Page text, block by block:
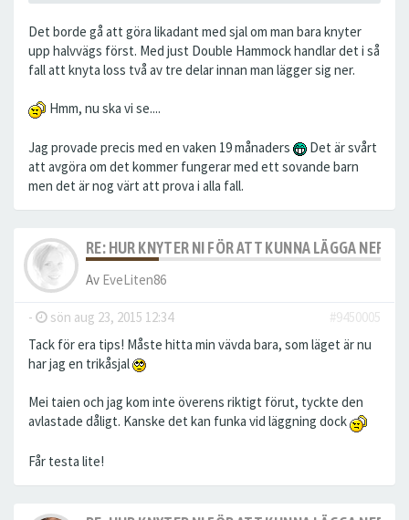
Det borde gå att göra likadant med sjal om man bara knyter
upp halvvägs först. Med just Double Hammock handlar det i så
fall att knyta loss två av tre delar innan man lägger sig ner.
Hmm, nu ska vi se....
Jag provade precis med en vaken 19 månaders
Det är svårt
att avgöra om det kommer fungerar med ett sovande barn
men det är nog värt att prova i alla fall.
RE: HUR KNYTER NI FÖR ATT KUNNA LÄGGA NER
Av EveLiten86
- sön aug 23, 2015 12:34
#9450005
Tack för era tips! Måste hitta min vävda bara, som läget är nu
har jag en trikåsjal
Mei taien och jag kom inte överens riktigt förut, tyckte den
avlastade dåligt. Kanske det kan funka vid läggning dock
Får testa lite!